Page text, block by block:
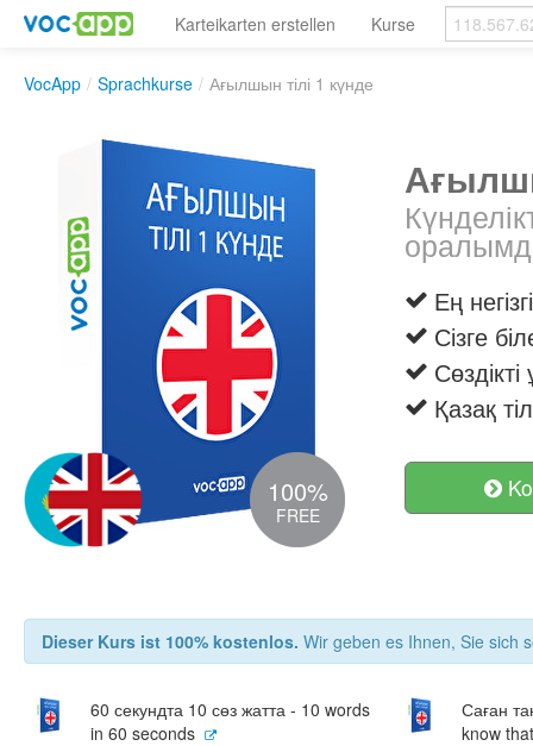
Karteikarten erstellen Kurse
VocApp / Sprachkurse / Ағылшын тілі 1 күнде
100%
FREE
Ең
Сізге
Қазақ
Dieser Kurs ist 100% kostenlos. Wir geben es Ihnen, Sie sich
60 секундта 10 сөз жатта - 10 words
in 60 seconds
Саған
know